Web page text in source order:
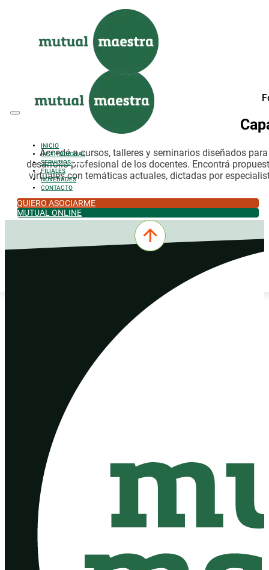
Saltar al pie de página
INICIO
INSTITUCIONAL
SERVICIOS
FILIALES
NOVEDADES
CONTACTO
QUIERO ASOCIARME
MUTUAL ONLINE
Accedé a cursos, talleres y seminarios diseñados
desarrollo profesional de los docentes. Encontrá
virtuales con temáticas actuales, dictadas por